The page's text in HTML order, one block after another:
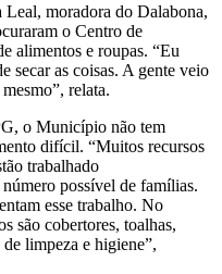
moradora do Dalabona,
o Centro de
alimentos e roupas. “Eu
secar as coisas. A gente veio
relata.
o Município não tem
difícil. “Muitos recursos
trabalhado
possível de famílias.
esse trabalho. No
são cobertores, toalhas,
limpeza e higiene”,